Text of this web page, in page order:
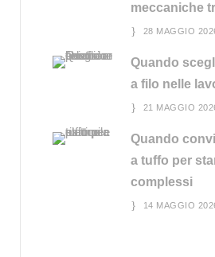
meccaniche
28 MAGGIO
Quando
a filo nelle
21 MAGGIO
Quando
a tuffo per
complessi
14 MAGGIO